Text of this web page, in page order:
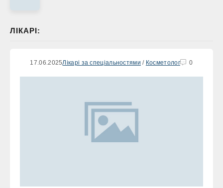
ЛІКАРІ:
17.06.2025Лікарі за спеціальностями / Косметолог 0